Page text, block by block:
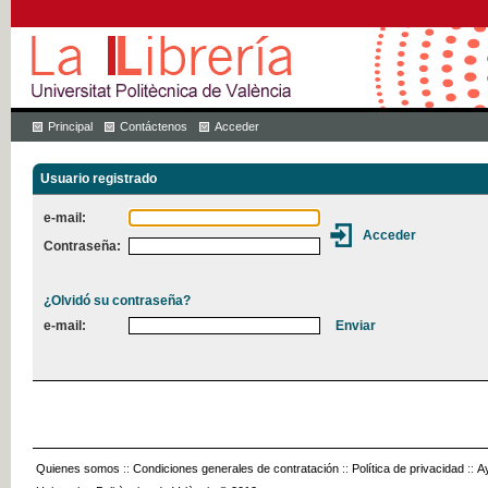
Principal Contáctenos Acceder
Usuario registrado
e-mail:
Contraseña:
¿Olvidó su contraseña?
e-mail:
Quienes somos :: Condiciones generales de contratación :: Política de privacidad ::